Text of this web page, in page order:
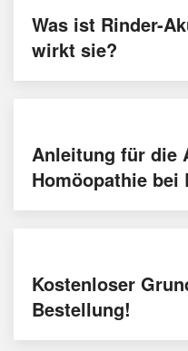
Was ist Rinder-
wirkt sie?
Anleitung für die
Homöopathie bei
Kostenloser
Bestellung!